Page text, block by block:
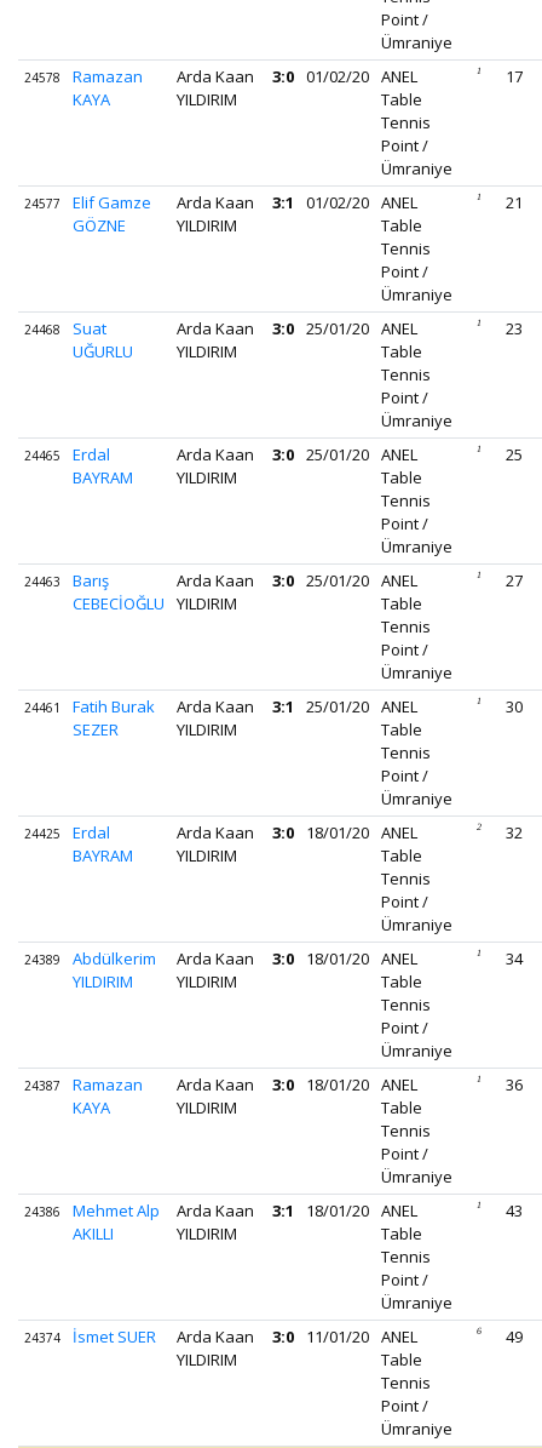
Point /
Ümraniye
24578
Ramazan
KAYA
Arda Kaan
YILDIRIM
3:0 01/02/20 ANEL
Table
Tennis
Point /
Ümraniye
1 17
24577
Elif Gamze
GÖZNE
Arda Kaan
YILDIRIM
3:1 01/02/20 ANEL
Table
Tennis
Point /
Ümraniye
1 21
24468
Suat
UĞURLU
Arda Kaan
YILDIRIM
3:0 25/01/20 ANEL
Table
Tennis
Point /
Ümraniye
1 23
24465
Erdal
BAYRAM
Arda Kaan
YILDIRIM
3:0 25/01/20 ANEL
Table
Tennis
Point /
Ümraniye
1 25
24463
Barış
CEBECİOĞLU
Arda Kaan
YILDIRIM
3:0 25/01/20 ANEL
Table
Tennis
Point /
Ümraniye
1 27
24461
Fatih Burak
SEZER
Arda Kaan
YILDIRIM
3:1 25/01/20 ANEL
Table
Tennis
Point /
Ümraniye
1 30
24425
Erdal
BAYRAM
Arda Kaan
YILDIRIM
3:0 18/01/20 ANEL
Table
Tennis
Point /
Ümraniye
2 32
24389
Abdülkerim
YILDIRIM
Arda Kaan
YILDIRIM
3:0 18/01/20 ANEL
Table
Tennis
Point /
Ümraniye
1 34
24387
Ramazan
KAYA
Arda Kaan
YILDIRIM
3:0 18/01/20 ANEL
Table
Tennis
Point /
Ümraniye
1 36
24386
Mehmet Alp
AKILLI
Arda Kaan
YILDIRIM
3:1 18/01/20 ANEL
Table
Tennis
Point /
Ümraniye
1 43
24374 İsmet SUER
Arda Kaan
YILDIRIM
3:0 11/01/20 ANEL
Table
Tennis
Point /
Ümraniye
6 49